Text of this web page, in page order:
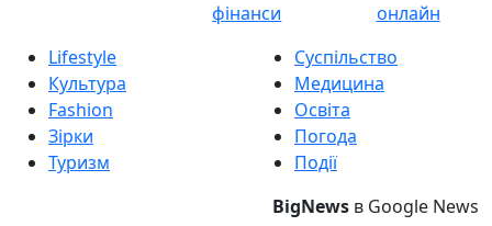
фінанси
онлайн
Lifestyle
Культура
Fashion
Зірки
Туризм
Суспільство
Медицина
Освіта
Погода
Події
BigNews в Google News